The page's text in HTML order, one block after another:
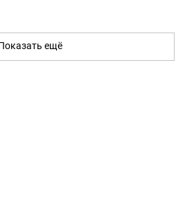
ещё